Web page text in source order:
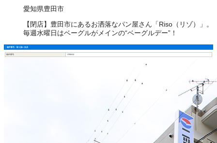
愛知県豊田市
【閉店】豊田市にあるお洒落なパン屋さん「Riso（リゾ）」。
毎週水曜日はベーグルがメインの“ベーグルデー”！
物件番号・取り扱い支店
物件番号 3700412